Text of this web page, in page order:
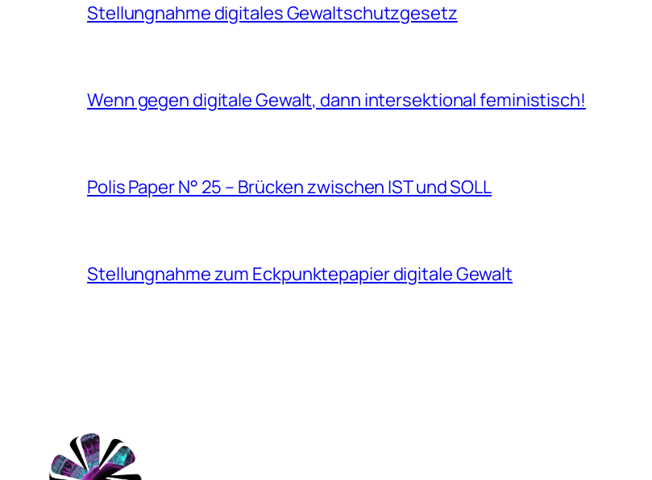
Stellungnahme digitales Gewaltschutzgesetz
Wenn gegen digitale Gewalt, dann intersektional feministisch!
Polis Paper N° 25 – Brücken zwischen IST und SOLL
Stellungnahme zum Eckpunktepapier digitale Gewalt